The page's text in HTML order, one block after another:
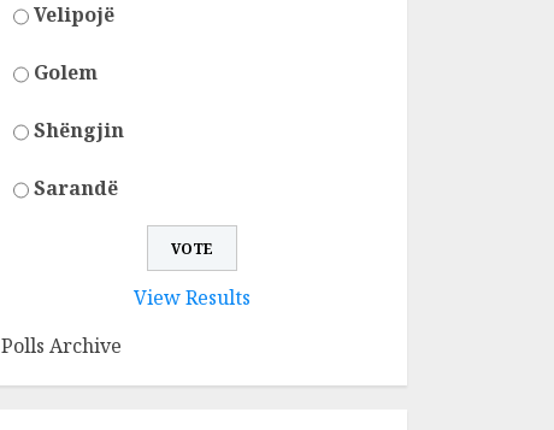
Velipojë
Golem
Shëngjin
Sarandë
View Results
Polls Archive